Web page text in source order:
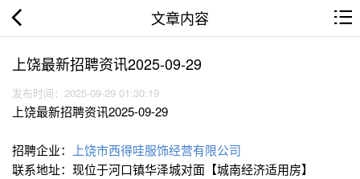
文章内容
上饶最新招聘资讯2025-09-29
发布时间：2025-09-29 01:30:19
上饶最新招聘资讯2025-09-29
招聘企业：
上饶市西得哇服饰经营有限公司
联系地址：现位于河口镇华泽城对面【城南经济适用房】